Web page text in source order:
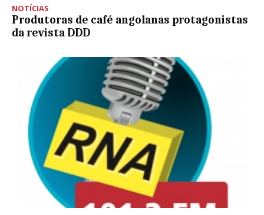
NOTÍCIAS
Produtoras de café angolanas protagonistas
da revista DDD